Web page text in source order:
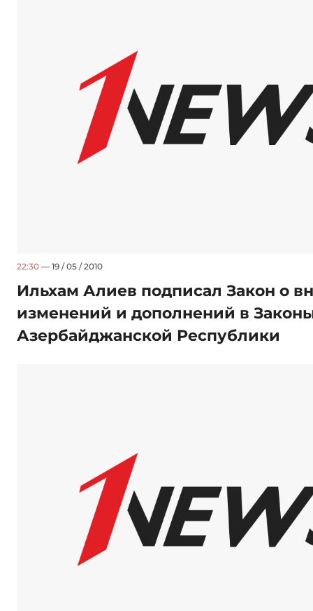
22:30 — 19 / 05 / 2010
Ильхам Алиев подписал Закон о
изменений и дополнений в
Азербайджанской Республики